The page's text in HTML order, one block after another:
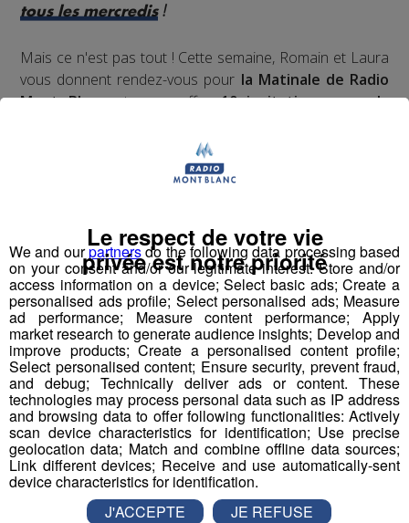
tous les mercredis!
Mais ce n'est pas tout ! Cette semaine, Romain et Laura
vous donnent rendez-vous pour la Matinale de Radio
Mont Blancet vous offre10 invitations pour la
incluse, d'une valeur de 130 € !
Le cadeau idéal pour démarrer les vacances d'hiver !
(0,65 € + coût d'un SMS)du 19 au 21 février!
Bonne chance à tous !
Règlement et conditions de participation
Partager sur Facebook
Partager sur Twitter
We and ourpartnersdo the following data processing based
on your consent and/or our legitimate interest: Store and/or
access information on a device; Select basic ads; Create a
personalised ads profile; Select personalised ads; Measure
ad performance; Measure content performance; Apply
market research to generate audience insights; Develop and
improve products; Create a personalised content profile;
Select personalised content; Ensure security, prevent fraud,
and debug; Technically deliver ads or content. These
technologies may process personal data such as IP address
and browsing data to offer following functionalities: Actively
scan device characteristics for identification; Use precise
geolocation data; Match and combine offline data sources;
Link different devices; Receive and use automatically-sent
device characteristics for identification.
Le respect de votre vie
privée est notre priorité
J'ACCEPTE
JE REFUSE